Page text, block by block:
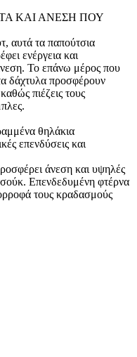
ΚΑΙ ΑΝΕΣΗ ΠΟΥ
αυτά τα παπούτσια
ενέργεια και
Το επάνω μέρος που
δάχτυλα προσφέρουν
πιέζεις τους
θηλάκια
επενδύσεις και
άνεση και υψηλές
Επενδεδυμένη φτέρνα
τους κραδασμούς